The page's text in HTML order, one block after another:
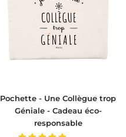
Pochette - Une Collègue trop
Géniale - Cadeau éco-
responsable